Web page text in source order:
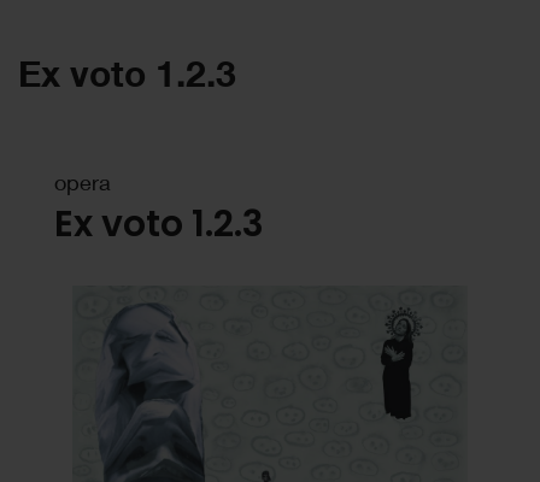
Ex voto 1.2.3
opera
Ex voto 1.2.3